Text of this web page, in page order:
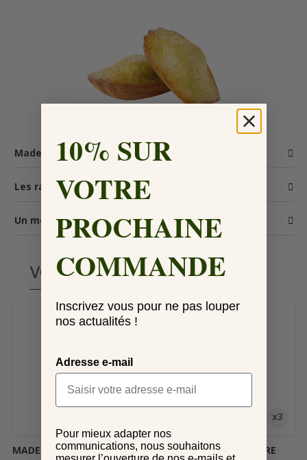
Madeleines
Les raisons d'y céder
Un moment gourmand
VOUS AIMEREZ AUSSI
MADELEINE CITRON
x3
MADELEINE PUR BEURRE
10% SUR
VOTRE
PROCHAINE
COMMANDE
Inscrivez vous pour ne pas louper
nos actualités !
Adresse e-mail
Pour mieux adapter nos
communications, nous souhaitons